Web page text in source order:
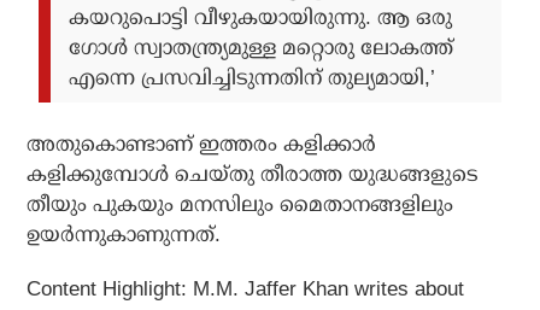
കയറുപൊട്ടി വീഴുകയായിരുന്നു. ആ ഒരു
ഗോള്‍ സ്വാതന്ത്ര്യമുള്ള മറ്റൊരു ലോകത്ത്
എന്നെ പ്രസവിച്ചിടുന്നതിന് തുല്യമായി,’
അതുകൊണ്ടാണ് ഇത്തരം കളിക്കാര്‍
കളിക്കുമ്പോള്‍ ചെയ്തു തീരാത്ത യുദ്ധങ്ങളുടെ
തീയും പുകയും മനസിലും മൈതാനങ്ങളിലും
ഉയര്‍ന്നുകാണുന്നത്.
Content Highlight: M.M. Jaffer Khan writes about